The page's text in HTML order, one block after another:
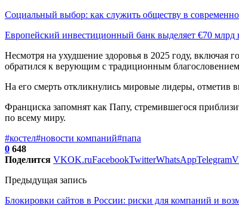
Социальный выбор: как служить обществу в
Европейский инвестиционный банк выделяет €70
Несмотря на ухудшение здоровья в 2025 году, включая
обратился к верующим с традиционным благословением
На его смерть откликнулись мировые лидеры,
Франциска запомнят как Папу, стремившегося
по всему миру.
#костел#новости компаний#папа
0 648
Поделится VKOK.ruFacebookTwitterWhatsAppTelegram
Предыдущая запись
Блокировки сайтов в России: риски для компаний и